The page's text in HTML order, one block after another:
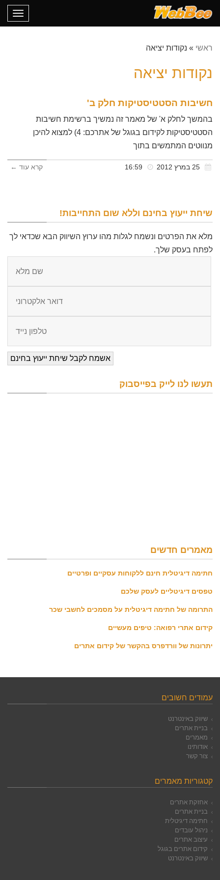
ראשי » נקודות יציאה
נקודות יציאה
חשיבות הסטטיסטיקות חלק ב'
בהמשך לחלק א' של מאמר זה נמשיך ברשימת חשיבות
הסטטיסטיקות לקידום בגוגל של אתרכם: 4) למצוא להיכן
מנווטים המתמשים בתוך
קרא עוד ←
שיחת ייעוץ בחינם וללא שום התחייבות!
מלא את הפרטים ונשמח לגלות מהו ערוץ השיווק הבא שכדאי לך
לפתח בעסק שלך.
תעשו לנו לייק בפייסבוק
מאמרים חדשים
חתימה דיגיטלית חינם ללקוחות עסקיים ופרטיים
טפסים דיגיטליים לעסק שלכם
התרומה של חתימה דיגיטלית על מסמכים לחשבי שכר
קידום אתרי רפואה: טיפים מעשיים
יתרונות של וורדפרס בהקשר של קידום אתרים
עמודים חשובים
שיווק באינטרנט
בניית אתרים
מאמרים
אודותינו
צור קשר
קטגוריות מאמרים
אחזקת אתרים
בניית אתרים
חתימה דיגיטלית
ניהול עובדים
עיצוב אתרים
קידום אתרים בגוגל
שיווק באינטרנט